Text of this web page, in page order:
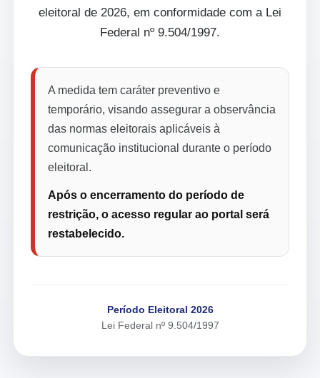
eleitoral de 2026, em conformidade com a Lei
Federal nº 9.504/1997.
A medida tem caráter preventivo e
temporário, visando assegurar a observância
das normas eleitorais aplicáveis à
comunicação institucional durante o período
eleitoral.
Após o encerramento do período de
restrição, o acesso regular ao portal será
restabelecido.
Período Eleitoral 2026
Lei Federal nº 9.504/1997